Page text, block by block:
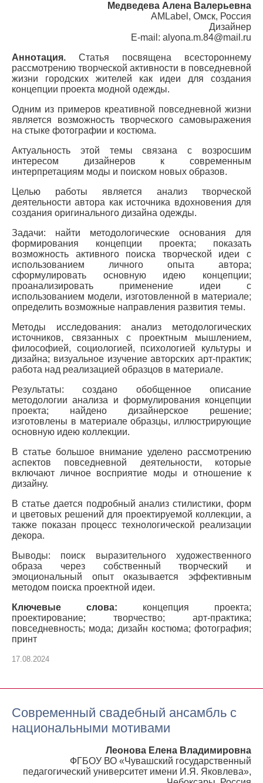
Медведева Алена Валерьевна
AMLabel, Омск, Россия
Дизайнер
E-mail: alyona.m.84@mail.ru
Аннотация. Статья посвящена всестороннему
рассмотрению творческой активности в повседневной
жизни городских жителей как идеи для создания
концепции проекта модной одежды.
Одним из примеров креативной повседневной жизни
является возможность творческого самовыражения
на стыке фотографии и костюма.
Актуальность этой темы связана с возросшим
интересом дизайнеров к современным
интерпретациям моды и поиском новых образов.
Целью работы является анализ творческой
деятельности автора как источника вдохновения для
создания оригинального дизайна одежды.
Задачи: найти методологические основания для
формирования концепции проекта; показать
возможность активного поиска творческой идеи с
использованием личного опыта автора;
сформулировать основную идею концепции;
проанализировать применение идеи с
использованием модели, изготовленной в материале;
определить возможные направления развития темы.
Методы исследования: анализ методологических
источников, связанных с проектным мышлением,
философией, социологией, психологией культуры и
дизайна; визуальное изучение авторских арт-практик;
работа над реализацией образцов в материале.
Результаты: создано обобщенное описание
методологии анализа и формулирования концепции
проекта; найдено дизайнерское решение;
изготовлены в материале образцы, иллюстрирующие
основную идею коллекции.
В статье большое внимание уделено рассмотрению
аспектов повседневной деятельности, которые
включают личное восприятие моды и отношение к
дизайну.
В статье дается подробный анализ стилистики, форм
и цветовых решений для проектируемой коллекции, а
также показан процесс технологической реализации
декора.
Выводы: поиск выразительного художественного
образа через собственный творческий и
эмоциональный опыт оказывается эффективным
методом поиска проектной идеи.
Ключевые слова: концепция проекта;
проектирование; творчество; арт-практика;
повседневность; мода; дизайн костюма; фотография;
принт
17.08.2024
Современный свадебный ансамбль с
национальными мотивами
Леонова Елена Владимировна
ФГБОУ ВО «Чувашский государственный
педагогический университет имени И.Я. Яковлева»,